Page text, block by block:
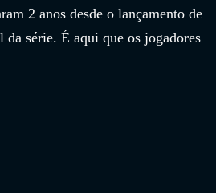
2 anos desde o lançamento de
série. É aqui que os jogadores